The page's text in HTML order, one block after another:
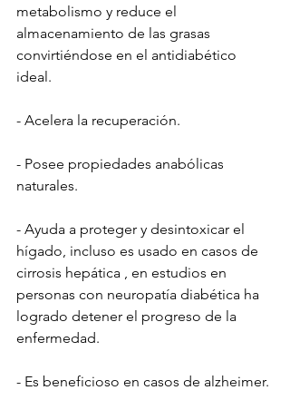
metabolismo y reduce el
almacenamiento de las grasas
convirtiéndose en el antidiabético
ideal.
- Acelera la recuperación.
- Posee propiedades anabólicas
naturales.
- Ayuda a proteger y desintoxicar el
hígado, incluso es usado en casos de
cirrosis hepática , en estudios en
personas con neuropatía diabética ha
logrado detener el progreso de la
enfermedad.
- Es beneficioso en casos de alzheimer.